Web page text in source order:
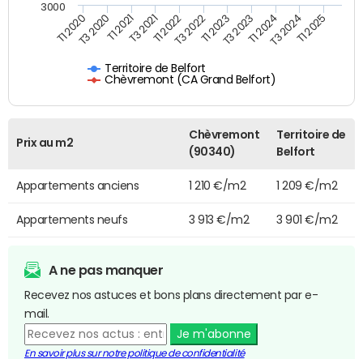
Territoire de Belfort
Chèvremont (CA Grand Belfort)
T1 2020T3 2020T1 2021T3 2021T1 2022T3 2022T1 2023T3 2023T1 2024T3 2024T1 2025
3000
Prix au m2
Chèvremont
(90340)
Territoire de
Belfort
Appartements anciens 1 210 €/m2 1 209 €/m2
Appartements neufs 3 913 €/m2 3 901 €/m2
A ne pas manquer
Recevez nos astuces et bons plans directement par e-
mail.
Je m'abonne
En savoir plus sur notre politique de confidentialité